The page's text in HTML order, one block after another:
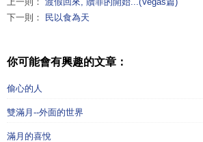
下一則：
民以食為天
你可能會有興趣的文章：
偷心的人
雙滿月--外面的世界
滿月的喜悅